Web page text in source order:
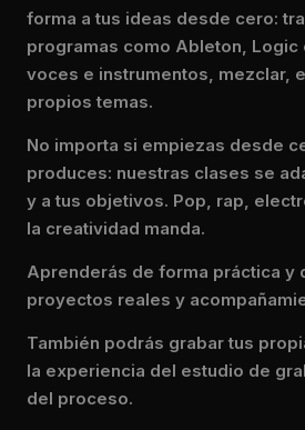
forma a tus ideas desde cero:
programas como Ableton, Logic
voces e instrumentos, mezclar,
propios temas.
No importa si empiezas desde
produces: nuestras clases se
y a tus objetivos. Pop, rap,
la creatividad manda.
Aprenderás de forma práctica y
proyectos reales y
También podrás grabar tus
la experiencia del estudio de
del proceso.